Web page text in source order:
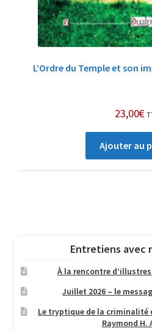
L’Ordre du Temple et son
23,00€
Ajouter au
Entretiens avec
À la rencontre
Juillet 2026 – le
Le tryptique de la criminalité
Raymond H.